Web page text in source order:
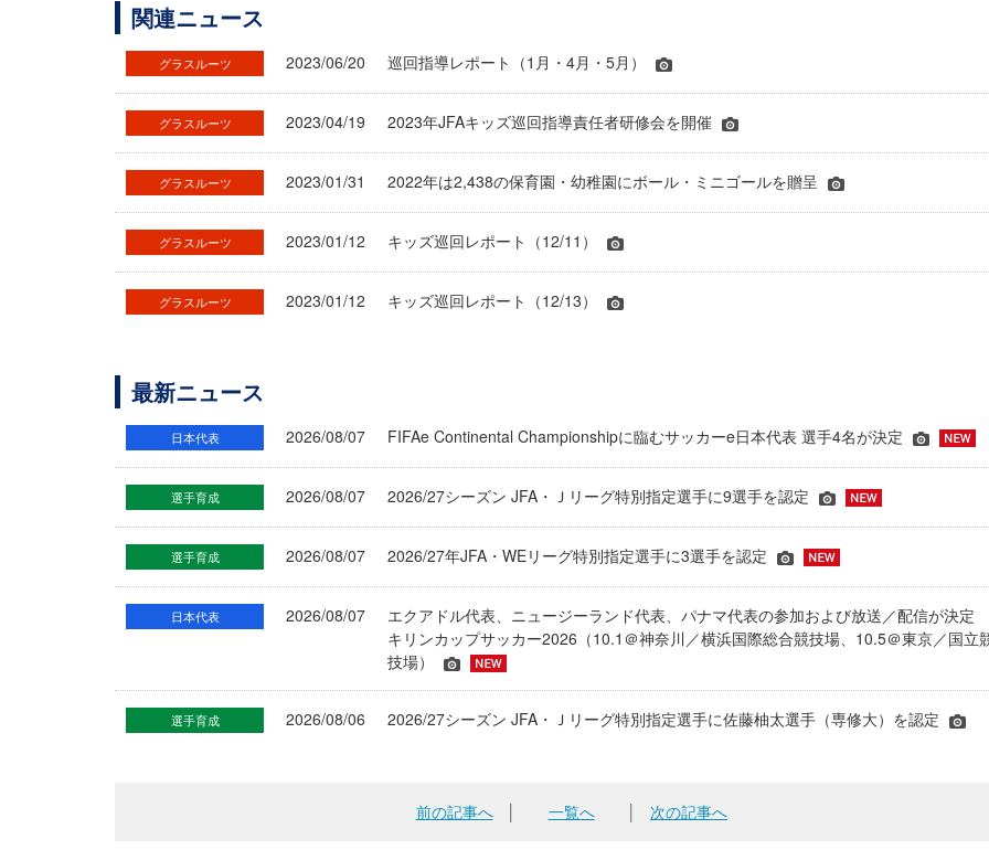
関連ニュース
グラスルーツ 2023/06/20 巡回指導レポート（1月・4月・5月）
グラスルーツ 2023/04/19 2023年JFAキッズ巡回指導責任者研修会を開催
グラスルーツ 2023/01/31 2022年は2,438の保育園・幼稚園にボール・ミニゴールを贈呈
グラスルーツ 2023/01/12 キッズ巡回レポート（12/11）
グラスルーツ 2023/01/12 キッズ巡回レポート（12/13）
最新ニュース
日本代表 2026/08/07 FIFAe Continental Championshipに臨むサッカーe日本代表 選手4名が決定
選手育成 2026/08/07 2026/27シーズン JFA・Ｊリーグ特別指定選手に9選手を認定
選手育成 2026/08/07 2026/27年JFA・WEリーグ特別指定選手に3選手を認定
日本代表 2026/08/07
エクアドル代表、ニュージーランド代表、パナマ代表の参加および放送／配信が決定
キリンカップサッカー2026（10.1＠神奈川／横浜国際総合競技場、10.5＠東京／国立
技場）
選手育成 2026/08/06 2026/27シーズン JFA・Ｊリーグ特別指定選手に佐藤柚太選手（専修大）を認定
前の記事へ│ 一覧へ 次の記事へ